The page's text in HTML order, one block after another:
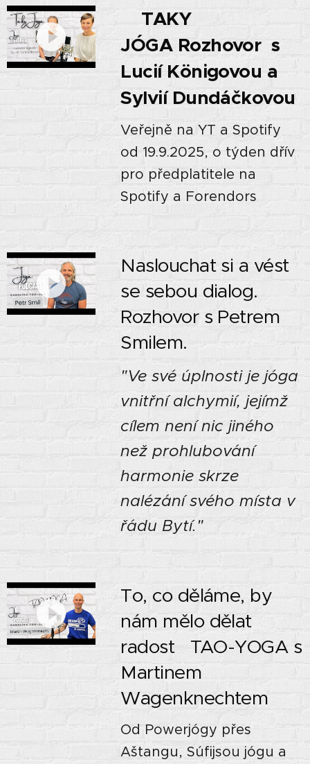
TAKY
JÓGA Rozhovor s
Lucií Königovou a
Sylvií Dundáčkovou
Veřejně na YT a Spotify
od 19.9.2025, o týden dřív
pro předplatitele na
Spotify a Forendors
Naslouchat si a vést
se sebou dialog.
Rozhovor s Petrem
Smilem.
"Ve své úplnosti je jóga
vnitřní alchymií, jejímž
cílem není nic jiného
než prohlubování
harmonie skrze
nalézání svého místa v
řádu Bytí."
To, co děláme, by
nám mělo dělat
radost TAO-YOGA s
Martinem
Wagenknechtem
Od Powerjógy přes
Aštangu, Súfijsou jógu a